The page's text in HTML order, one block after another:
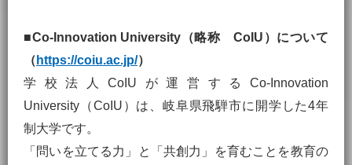
■Co-Innovation University （略称 CoIU）について
（ https://coiu.ac.jp/）
学校法人CoIUが運営するCo-Innovation
University（CoIU）は、岐阜県飛騨市に開学した4年
制大学です。
「問いを立てる力」と「共創力」を育むことを教育の